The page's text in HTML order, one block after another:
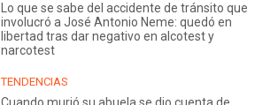
Lo que se sabe del accidente de tránsito que
involucró a José Antonio Neme: quedó en
libertad tras dar negativo en alcotest y
narcotest
TENDENCIAS
Cuando murió su abuela se dio cuenta de